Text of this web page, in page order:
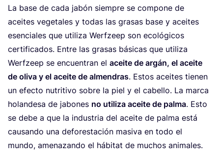
La base de cada jabón siem­pre se com­po­ne de
acei­tes vege­ta­les y todas las gra­sas base y acei­tes
esen­cia­les que uti­li­za Werf­zeep son eco­ló­gi­cos
cer­ti­fi­ca­dos. Entre las gra­sas bási­cas que uti­li­za
Werf­zeep se encuen­tran el acei­te de argán, el acei­te
de oli­va y el acei­te de almen­dras. Estos acei­tes tie­nen
un efec­to nutri­ti­vo sobre la piel y el cabe­llo. La mar­ca
holan­de­sa de jabo­nes no uti­li­za acei­te de pal­ma. Esto
se debe a que la indus­tria del acei­te de pal­ma está
cau­san­do una defo­res­ta­ción masi­va en todo el
mun­do, ame­na­zan­do el hábi­tat de muchos animales.